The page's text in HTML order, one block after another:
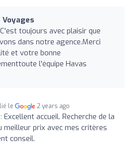
Voyages
toujours avec plaisir que
dans notre agence.Merci
et votre bonne
l'équipe Havas
le 2 years ago
Excellent accueil. Recherche de la
meilleur prix avec mes critères
conseil.